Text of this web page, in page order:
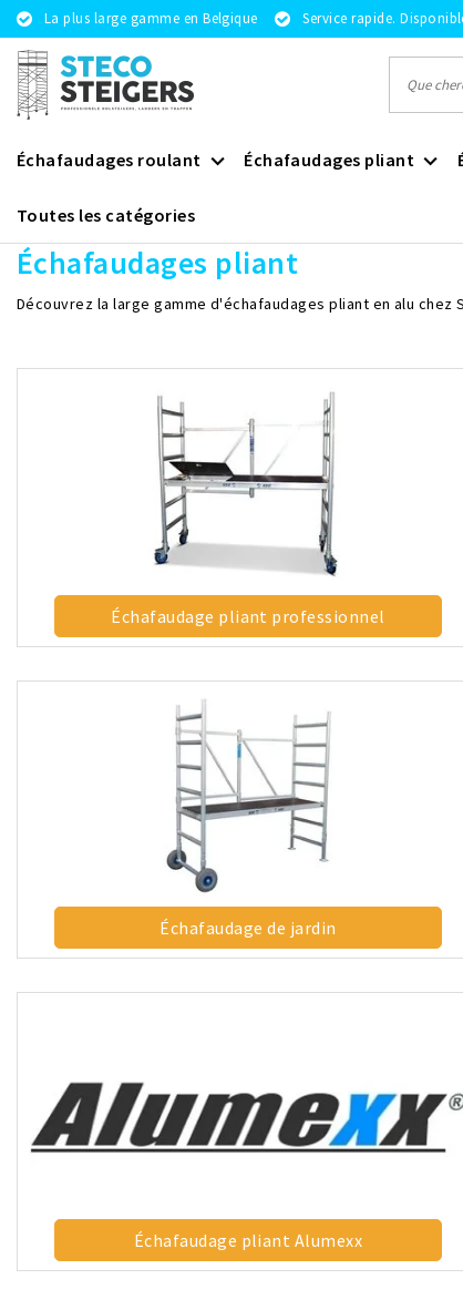
La plus large gamme en Belgique Service rapide.
Échafaudages roulant Échafaudages pliant
Toutes les catégories
Revenir à home|Échafaudages pliant
Échafaudages pliant
Découvrez la large gamme d'échafaudages pliant en alu
Échafaudage pliant professionnel
Échafaudage de jardin
Échafaudage pliant Alumexx